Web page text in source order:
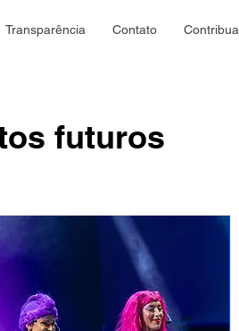
Transparência Contato Contribua
futuros